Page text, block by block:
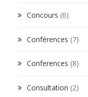
Concours (6)
Conférences (7)
Conferences (8)
Consultation (2)